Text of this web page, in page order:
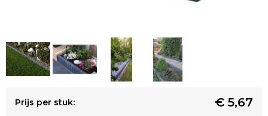
Prijs per stuk: € 5,67